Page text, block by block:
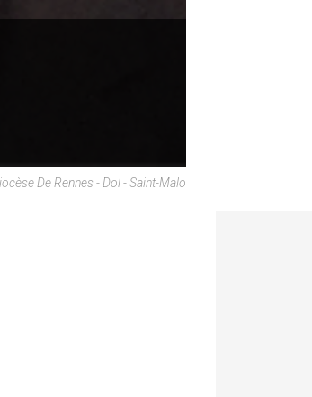
De Rennes - Dol - Saint-Malo